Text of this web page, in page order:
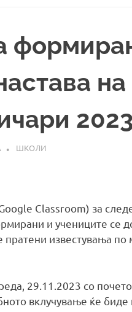
ШКОЛИ
Classroom) за
и учениците се
известувања по
29.11.2023 со
вклучување ќе биде